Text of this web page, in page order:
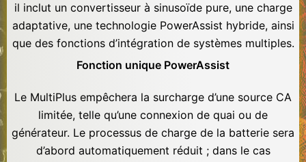
il inclut un convertisseur à sinusoïde pure, une charge
adaptative, une technologie PowerAssist hybride, ainsi
que des fonctions d’intégration de systèmes multiples.
Fonction unique PowerAssist
Le MultiPlus empêchera la surcharge d’une source CA
limitée, telle qu’une connexion de quai ou de
générateur. Le processus de charge de la batterie sera
d’abord automatiquement réduit ; dans le cas